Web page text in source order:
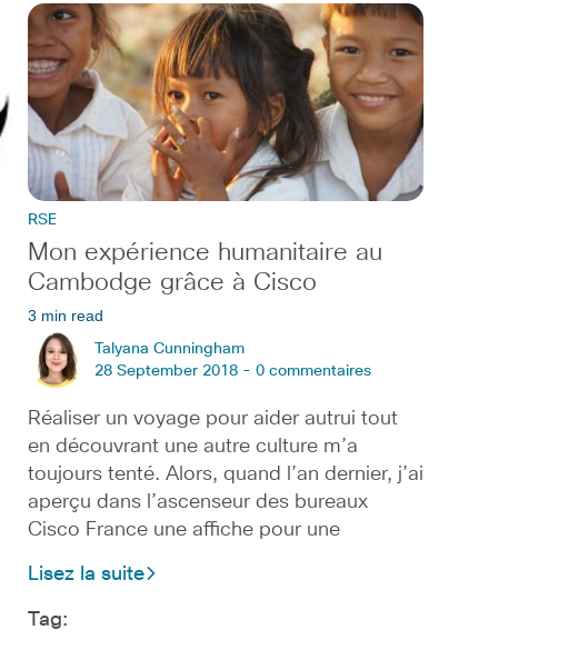
RSE
Mon expérience humanitaire au
Cambodge grâce à Cisco
3 min read
Talyana Cunningham
28 September 2018 - 0 commentaires
Réaliser un voyage pour aider autrui tout
en découvrant une autre culture m’a
toujours tenté. Alors, quand l’an dernier, j’ai
aperçu dans l’ascenseur des bureaux
Cisco France une affiche pour une
Lisez la suite
Tag: